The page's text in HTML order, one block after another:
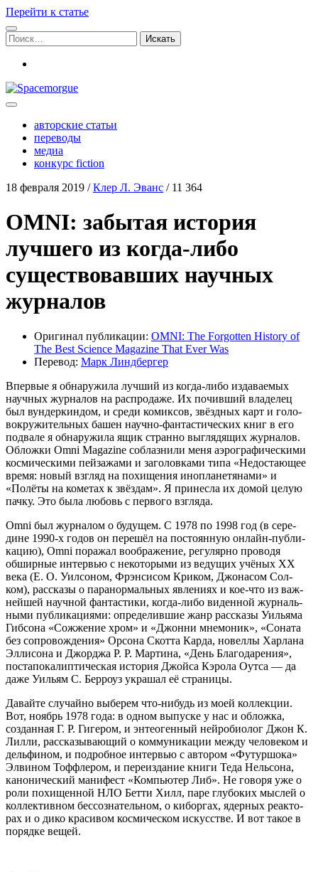
Перейти к статье
Поиск:
Spacemorgue
авторские статьи
переводы
медиа
конкурс fiction
18 февраля 2019 /Клер Л. Эванс / 11 364
OMNI: забытая история
лучшего из когда-либо
существовавших научных
журналов
Ори­ги­нал пуб­ли­ка­ции: OMNI: The Forgotten History of
The Best Science Magazine That Ever Was
Пере­вод: Марк Линдбер­гер
Впер­вые я обна­ру­жи­ла луч­ший из когда-либо изда­ва­е­мых
науч­ных жур­на­лов на рас­про­да­же. Их почив­ший вла­де­лец
был вун­дер­кин­дом, и сре­ди комик­сов, звёзд­ных карт и голо­
во­кру­жи­тель­ных башен науч­но-фан­та­сти­че­ских книг в его
под­ва­ле я обна­ру­жи­ла ящик стран­но выгля­дя­щих жур­на­лов.
Облож­ки Omni Magazine соблаз­ни­ли меня аэро­гра­фи­че­ски­ми
кос­ми­че­ски­ми пей­за­жа­ми и заго­лов­ка­ми типа «Недо­ста­ю­щее
вре­мя: новый взгляд на похи­ще­ния ино­пла­не­тя­на­ми» и
«Полё­ты на коме­тах к звёз­дам». Я при­нес­ла их домой целую
пач­ку. Это была любовь с пер­во­го взгляда.
Omni был жур­на­лом о буду­щем. С 1978 по 1998 год (в сере­
дине 1990‑х годов он пере­шёл на посто­ян­ную онлайн-пуб­ли­
ка­цию), Omni пора­жал вооб­ра­же­ние, регу­ляр­но про­во­дя
обшир­ные интер­вью с неко­то­ры­ми из веду­щих учё­ных ХХ
века (Е. О. Уил­со­ном, Фрэн­си­сом Кри­ком, Джо­на­сом Сол­
ком), рас­ска­зы о пара­нор­маль­ных явле­ни­ях и кое-что из важ­
ней­шей науч­ной фан­та­сти­ки, когда-либо виден­ной жур­наль­
ны­ми пуб­ли­ка­ци­я­ми: опре­де­лив­шие жанр рас­ска­зы Уилья­ма
Гиб­со­на «Сожже­ние хром» и «Джон­ни мне­мо­ник», «Сона­та
без сопро­вож­де­ния» Орсо­на Скот­та Кар­да, новел­лы Хар­ла­на
Элли­со­на и Джор­джа Р. Р. Мар­ти­на, «День Бла­го­да­ре­ния»,
поста­по­ка­лип­ти­че­ская исто­рия Джой­са Кэро­ла Оут­са — да
даже Уильям С. Бер­ро­уз укра­шал её страницы.
Давай­те слу­чай­но выбе­рем что-нибудь из моей кол­лек­ции.
Вот, ноябрь 1978 года: в одном выпус­ке у нас и облож­ка,
создан­ная Г. Р. Гиге­ром, и энтео­ген­ный ней­ро­био­лог Джон К.
Лил­ли, рас­ска­зы­ва­ю­щий о ком­му­ни­ка­ции меж­ду чело­ве­ком и
дель­фи­ном, и подроб­ное интер­вью с авто­ром «Футур­шо­ка»
Элви­ном Тоф­фле­ром, и пере­из­да­ние кни­ги Теда Нель­со­на,
кано­ни­че­ский мани­фест «Ком­пью­тер Либ». Не гово­ря уже о
роли похи­щен­ной НЛО Бет­ти Хилл, паре глу­бо­ких мыс­лей о
кол­лек­тив­ном бес­со­зна­тель­ном, о кибор­гах, ядер­ных реак­то­
рах и о дико кра­си­вом кос­ми­че­ском искус­стве. И вот такое в
поряд­ке вещей.